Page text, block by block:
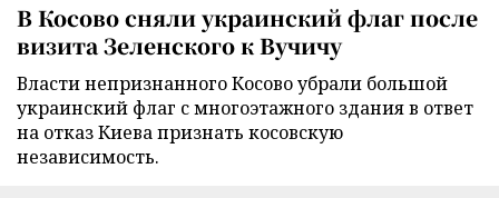
В Косово сняли украинский флаг после
визита Зеленского к Вучичу
Власти непризнанного Косово убрали большой
украинский флаг с многоэтажного здания в ответ
на отказ Киева признать косовскую
независимость.